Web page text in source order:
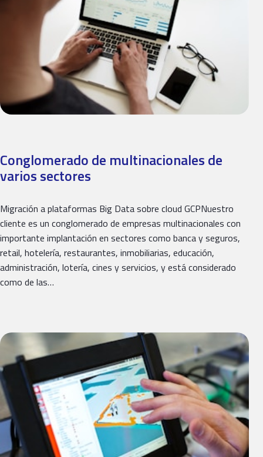
Conglomerado de multinacionales de
varios sectores
Migración a plataformas Big Data sobre cloud GCPNuestro
cliente es un conglomerado de empresas multinacionales con
importante implantación en sectores como banca y seguros,
retail, hotelería, restaurantes, inmobiliarias, educación,
administración, lotería, cines y servicios, y está considerado
como de las…